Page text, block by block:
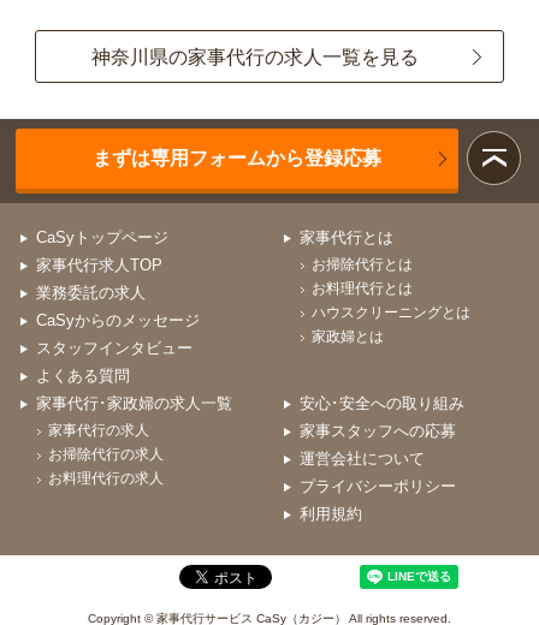
神奈川県の家事代行の求人一覧を見る
まずは専用フォームから登録応募
CaSyトップページ
家事代行求人TOP
業務委託の求人
CaSyからのメッセージ
スタッフインタビュー
よくある質問
家事代行とは
お掃除代行とは
お料理代行とは
ハウスクリーニングとは
家政婦とは
家事代行･家政婦の求人一覧
家事代行の求人
お掃除代行の求人
お料理代行の求人
安心･安全への取り組み
家事スタッフへの応募
運営会社について
プライバシーポリシー
利用規約
Copyright © 家事代行サービス CaSy（カジー） All rights reserved.